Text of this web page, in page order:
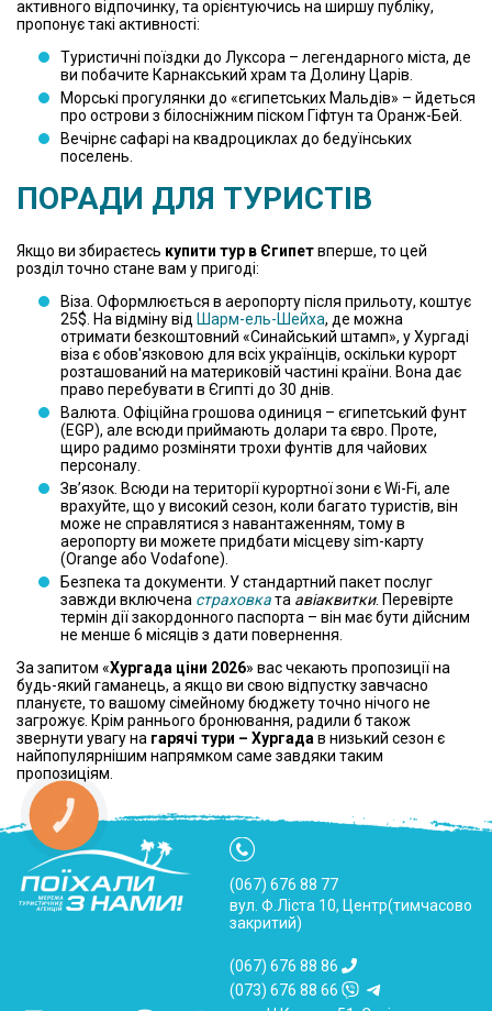
активного відпочинку, та орієнтуючись на ширшу публіку,
пропонує такі активності:
Туристичні поїздки до Луксора – легендарного міста, де
ви побачите Карнакський храм та Долину Царів.
Морські прогулянки до «єгипетських Мальдів» – йдеться
про острови з білосніжним піском Гіфтун та Оранж-Бей.
Вечірнє сафарі на квадроциклах до бедуїнських
поселень.
ПОРАДИ ДЛЯ ТУРИСТІВ
Якщо ви збираєтесь купити тур в Єгипетвперше, то цей
розділ точно стане вам у пригоді:
Віза. Оформлюється в аеропорту після прильоту, коштує
25$. На відміну від Шарм-ель-Шейха, де можна
отримати безкоштовний «Синайський штамп», у Хургаді
віза є обов'язковою для всіх українців, оскільки курорт
розташований на материковій частині країни. Вона дає
право перебувати в Єгипті до 30 днів.
Валюта. Офіційна грошова одиниця – єгипетський фунт
(EGP), але всюди приймають долари та євро. Проте,
щиро радимо розміняти трохи фунтів для чайових
персоналу.
Зв’язок. Всюди на території курортної зони є Wi-Fi, але
врахуйте, що у високий сезон, коли багато туристів, він
може не справлятися з навантаженням, тому в
аеропорту ви можете придбати місцеву sim-карту
(Orange або Vodafone).
Безпека та документи. У стандартний пакет послуг
завжди включена страховката авіаквитки. Перевірте
термін дії закордонного паспорта – він має бути дійсним
не менше 6 місяців з дати повернення.
За запитом «Хургада ціни 2026» вас чекають пропозиції на
будь-який гаманець, а якщо ви свою відпустку завчасно
плануєте, то вашому сімейному бюджету точно нічого не
загрожує. Крім раннього бронювання, радили б також
звернути увагу на гарячі тури – Хургада в низький сезон є
найпопулярнішим напрямком саме завдяки таким
пропозиціям.
(067) 676 88 77
вул. Ф.Ліста 10, Центр(тимчасово
закритий)
(067) 676 88 86
(073) 676 88 66